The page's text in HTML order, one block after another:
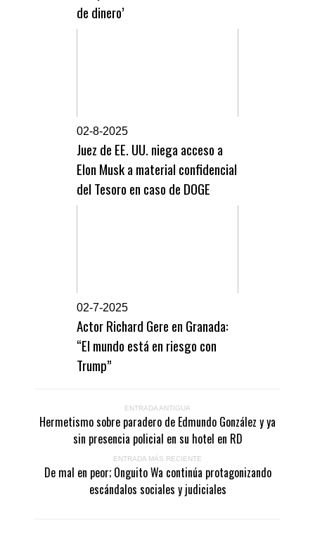
de dinero’
02-8-2025
Juez de EE. UU. niega acceso a
Elon Musk a material confidencial
del Tesoro en caso de DOGE
02-7-2025
Actor Richard Gere en Granada:
“El mundo está en riesgo con
Trump”
ENTRADA ANTIGUA
Hermetismo sobre paradero de Edmundo González y ya
sin presencia policial en su hotel en RD
ENTRADA MÁS RECIENTE
De mal en peor; Onguito Wa continúa protagonizando
escándalos sociales y judiciales